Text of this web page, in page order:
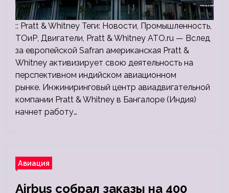
:: Pratt & Whitney Теги: Новости, Промышленность,
ТОиР, Двигатели, Pratt & Whitney ATO.ru — Вслед
за европейской Safran американская Pratt &
Whitney активизирует свою деятельность на
перспективном индийском авиационном
рынке. Инжиниринговый центр авиадвигательной
компании Pratt & Whitney в Бангалоре (Индия)
начнет работу…
Авиация
Airbus собрал заказы на 400